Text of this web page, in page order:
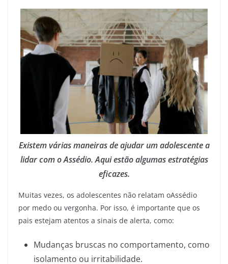
Existem várias maneiras de ajudar um adolescente a
lidar com o Assédio. Aqui estão algumas estratégias
eficazes.
Muitas vezes, os adolescentes não relatam oAssédio
por medo ou vergonha. Por isso, é importante que os
pais estejam atentos a sinais de alerta, como:
Mudanças bruscas no comportamento, como
isolamento ou irritabilidade.